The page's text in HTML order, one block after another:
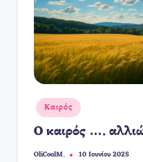
Αναρτήθηκε
σε
Καιρός
Ο καιρός ….
Συγγραφέας:
OliCoolM. 10 Ιουνίου 2025